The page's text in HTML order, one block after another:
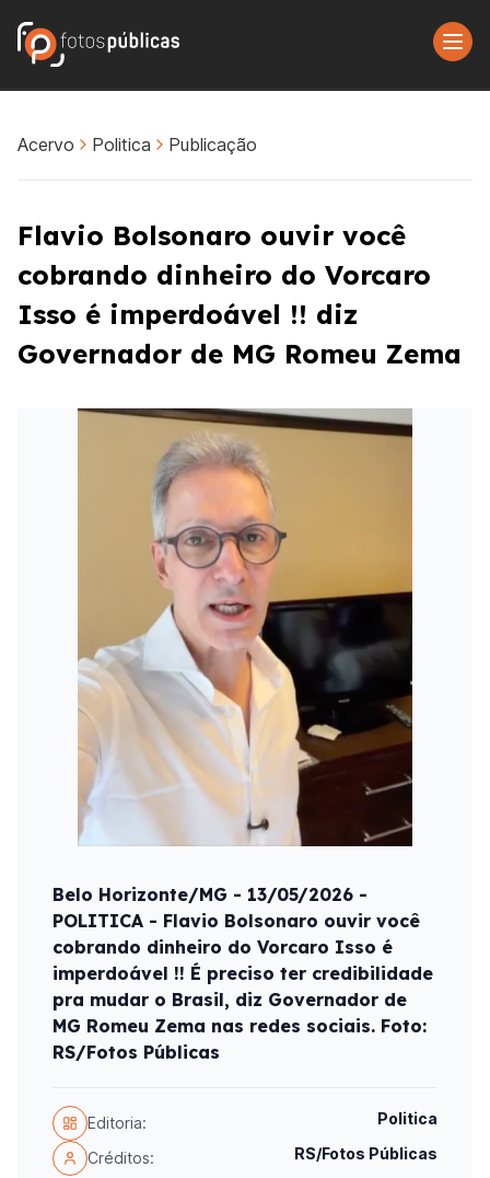
Acervo Politica Publicação
Flavio Bolsonaro ouvir você
cobrando dinheiro do Vorcaro
Isso é imperdoável !! diz
Governador de MG Romeu Zema
Belo Horizonte/MG - 13/05/2026 -
POLITICA - Flavio Bolsonaro ouvir você
cobrando dinheiro do Vorcaro Isso é
imperdoável !! É preciso ter credibilidade
pra mudar o Brasil, diz Governador de
MG Romeu Zema nas redes sociais. Foto:
RS/Fotos Públicas
Editoria: Politica
Créditos:
RS/Fotos Públicas